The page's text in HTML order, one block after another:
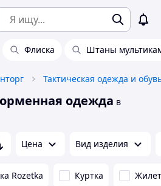
Флиска Штаны
Тактическая одежда и
одежда в
Цена Вид изделия
Rozetka Куртка